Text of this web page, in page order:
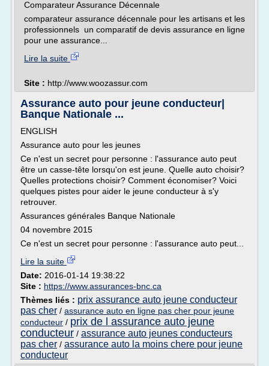
Comparateur Assurance Décennale
comparateur assurance décennale pour les artisans et les
professionnels un comparatif de devis assurance en ligne
pour une assurance...
Lire la suite
Site : http://www.woozassur.com
Assurance auto pour jeune conducteur|
Banque Nationale ...
ENGLISH
Assurance auto pour les jeunes
Ce n'est un secret pour personne : l'assurance auto peut
être un casse-tête lorsqu'on est jeune. Quelle auto choisir?
Quelles protections choisir? Comment économiser? Voici
quelques pistes pour aider le jeune conducteur à s'y
retrouver.
Assurances générales Banque Nationale
04 novembre 2015
Ce n'est un secret pour personne : l'assurance auto peut...
Lire la suite
Date: 2016-01-14 19:38:22
Site : https://www.assurances-bnc.ca
Thèmes liés : prix assurance auto jeune conducteur
pas cher / assurance auto en ligne pas cher pour jeune
conducteur / prix de l assurance auto jeune
conducteur / assurance auto jeunes conducteurs
pas cher / assurance auto la moins chere pour jeune
conducteur